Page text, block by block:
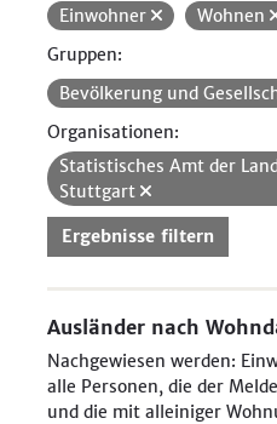
Einwohner
Wohnen
Gruppen:
Bevölkerung und
Organisationen:
Statistisches Amt der
Stuttgart
Ergebnisse filtern
Ausländer nach
Nachgewiesen werden:
alle Personen, die der
und die mit alleiniger